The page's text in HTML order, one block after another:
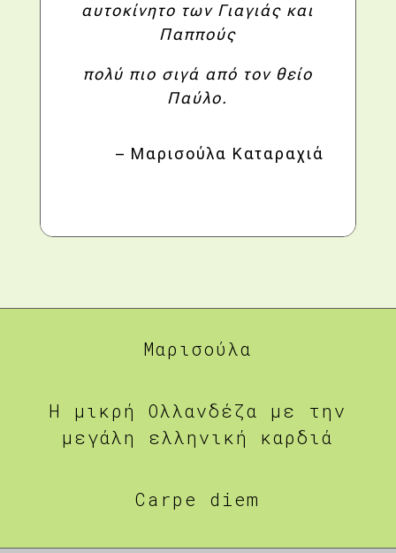
αυτοκίνητο των Γιαγιάς και
Παππούς
πολύ πιο σιγά από τον θείο
Παύλο.
– Μαρισούλα Καταραχιά
Μαρισούλα
Η μικρή Ολλανδέζα με την
μεγάλη ελληνική καρδιά
Carpe diem